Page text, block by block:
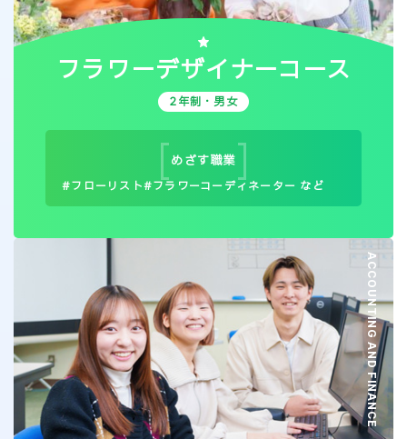
フラワーデザイナーコース
2年制・男女
めざす職業
フローリスト フラワーコーディネーター など
ACCOUNTING AND FINANCE